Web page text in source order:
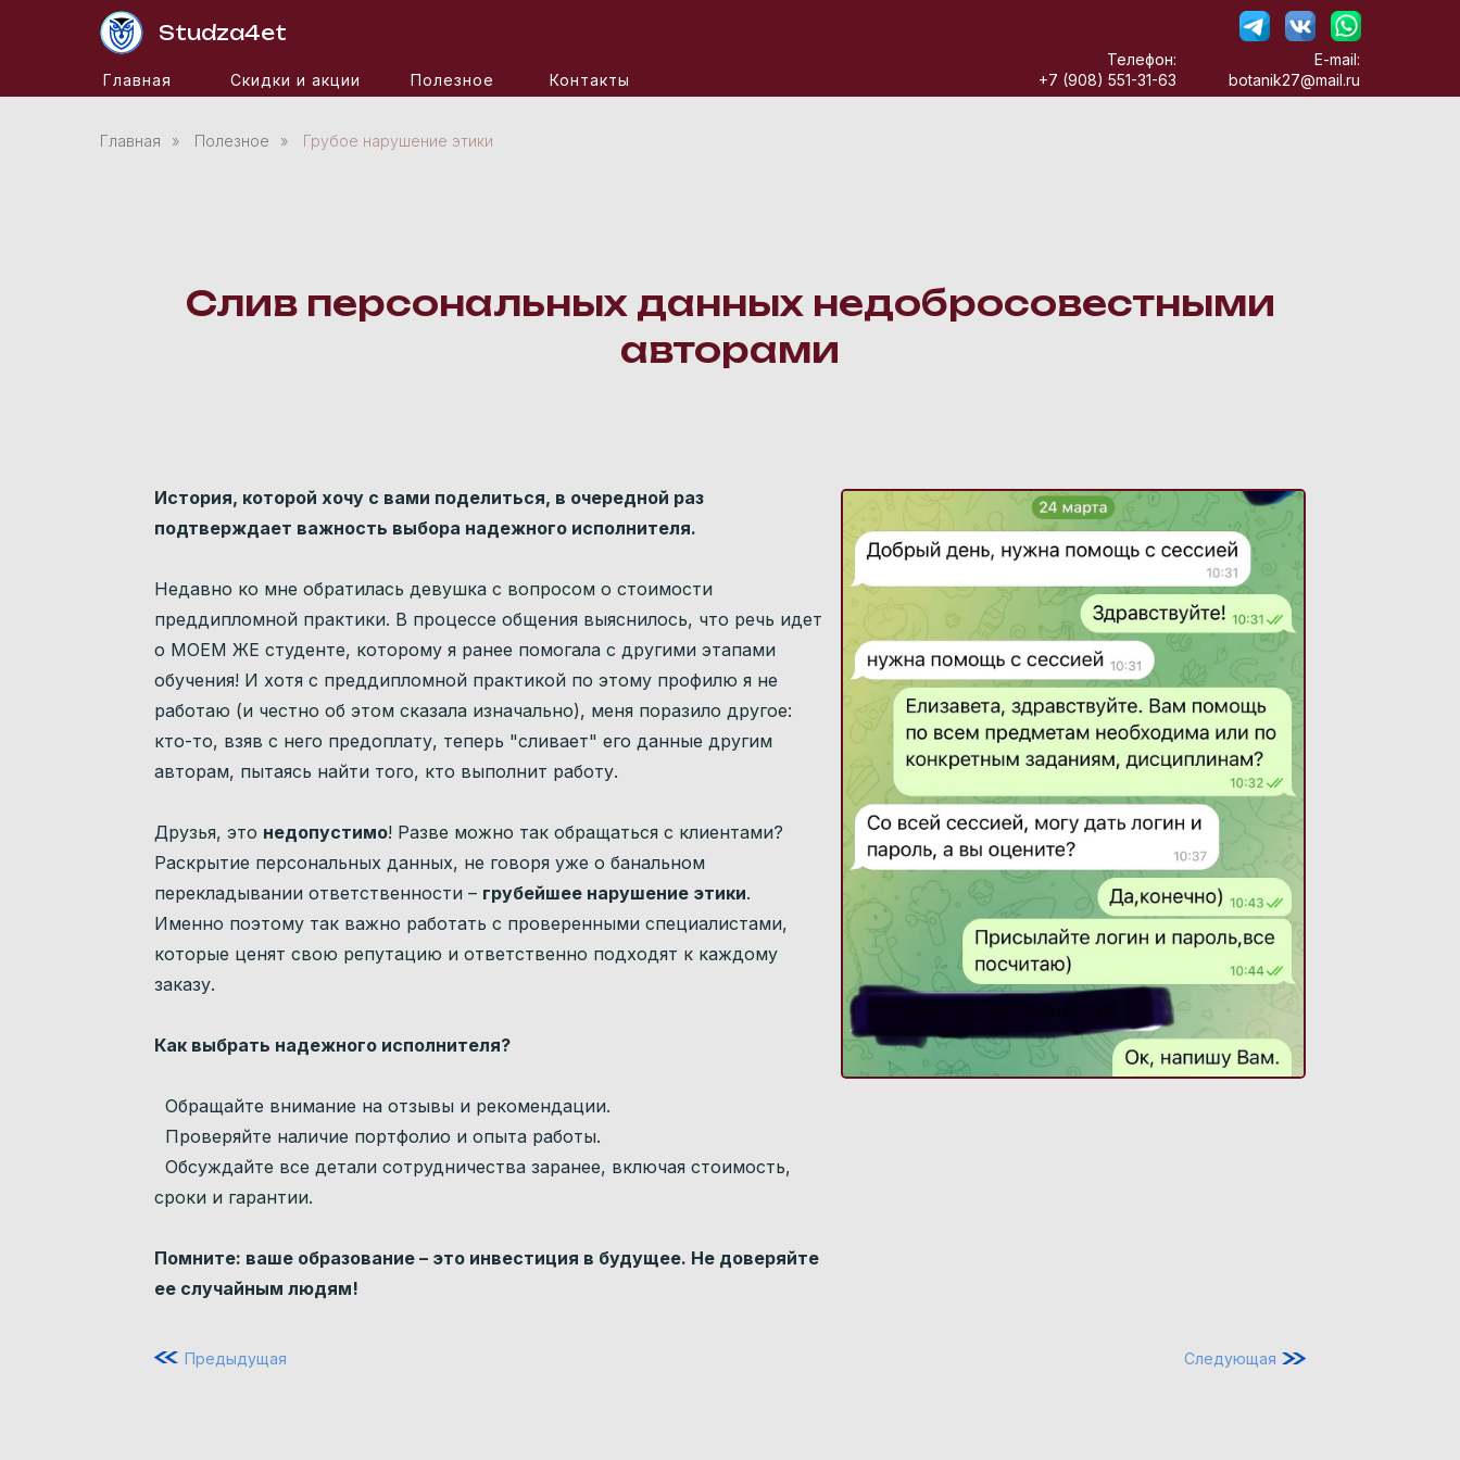
Скидки и акции Полезное Контакты
Studza4et
Телефон:
+7 (908) 551-31-63
E-mail:
botanik27@mail.ru
Главная
Главная » Полезное » Грубое нарушение этики
Слив персональных данных недобросовестными
авторами
Предыдущая
История, которой хочу с вами поделиться, в очередной раз
подтверждает важность выбора надежного исполнителя.
Недавно ко мне обратилась девушка с вопросом о стоимости
преддипломной практики. В процессе общения выяснилось, что речь идет
о МОЕМ ЖЕ студенте, которому я ранее помогала с другими этапами
обучения! И хотя с преддипломной практикой по этому профилю я не
работаю (и честно об этом сказала изначально), меня поразило другое:
кто-то, взяв с него предоплату, теперь "сливает" его данные другим
авторам, пытаясь найти того, кто выполнит работу.
Друзья, это недопустимо! Разве можно так обращаться с клиентами?
Раскрытие персональных данных, не говоря уже о банальном
перекладывании ответственности – грубейшее нарушение этики.
Именно поэтому так важно работать с проверенными специалистами,
которые ценят свою репутацию и ответственно подходят к каждому
заказу.
Как выбрать надежного исполнителя?
Обращайте внимание на отзывы и рекомендации.
Проверяйте наличие портфолио и опыта работы.
Обсуждайте все детали сотрудничества заранее, включая стоимость,
сроки и гарантии.
Помните: ваше образование – это инвестиция в будущее. Не доверяйте
ее случайным людям!
Следующая